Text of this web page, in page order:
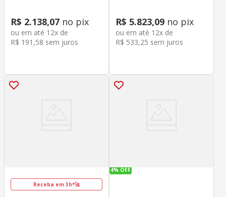
R$ 2.138,07 no pix
ou em até 12x de
R$ 191 ,58 sem juros
R$ 5.823,09 no pix
ou em até 12x de
R$ 533,25 sem juros
Receba em 3h*🚀
4% OFF